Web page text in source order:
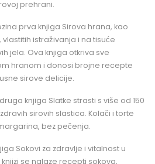
prehrani.
prva knjiga Sirova hrana, kao
istraživanja i na tisuće
jela. Ova knjiga otkriva sve
hranom i donosi brojne recepte
sirove delicije.
knjiga Slatke strasti s više od 150
sirovih slastica. Kolači i torte
bez pečenja.
Sokovi za zdravlje i vitalnost u
se nalaze recepti sokova,